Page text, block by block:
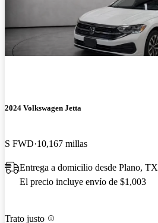
2024 Volkswagen Jetta
S FWD 10,167 millas
Entrega a domicilio desde Plano, TX
El precio incluye envío de $1,003
Trato justo